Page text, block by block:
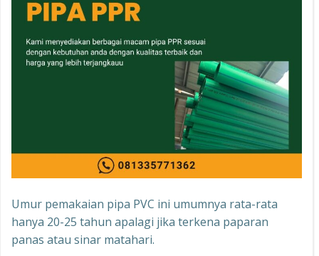
Umur pemakaian pipa PVC ini umumnya rata-rata
hanya 20-25 tahun apalagi jika terkena paparan
panas atau sinar matahari.